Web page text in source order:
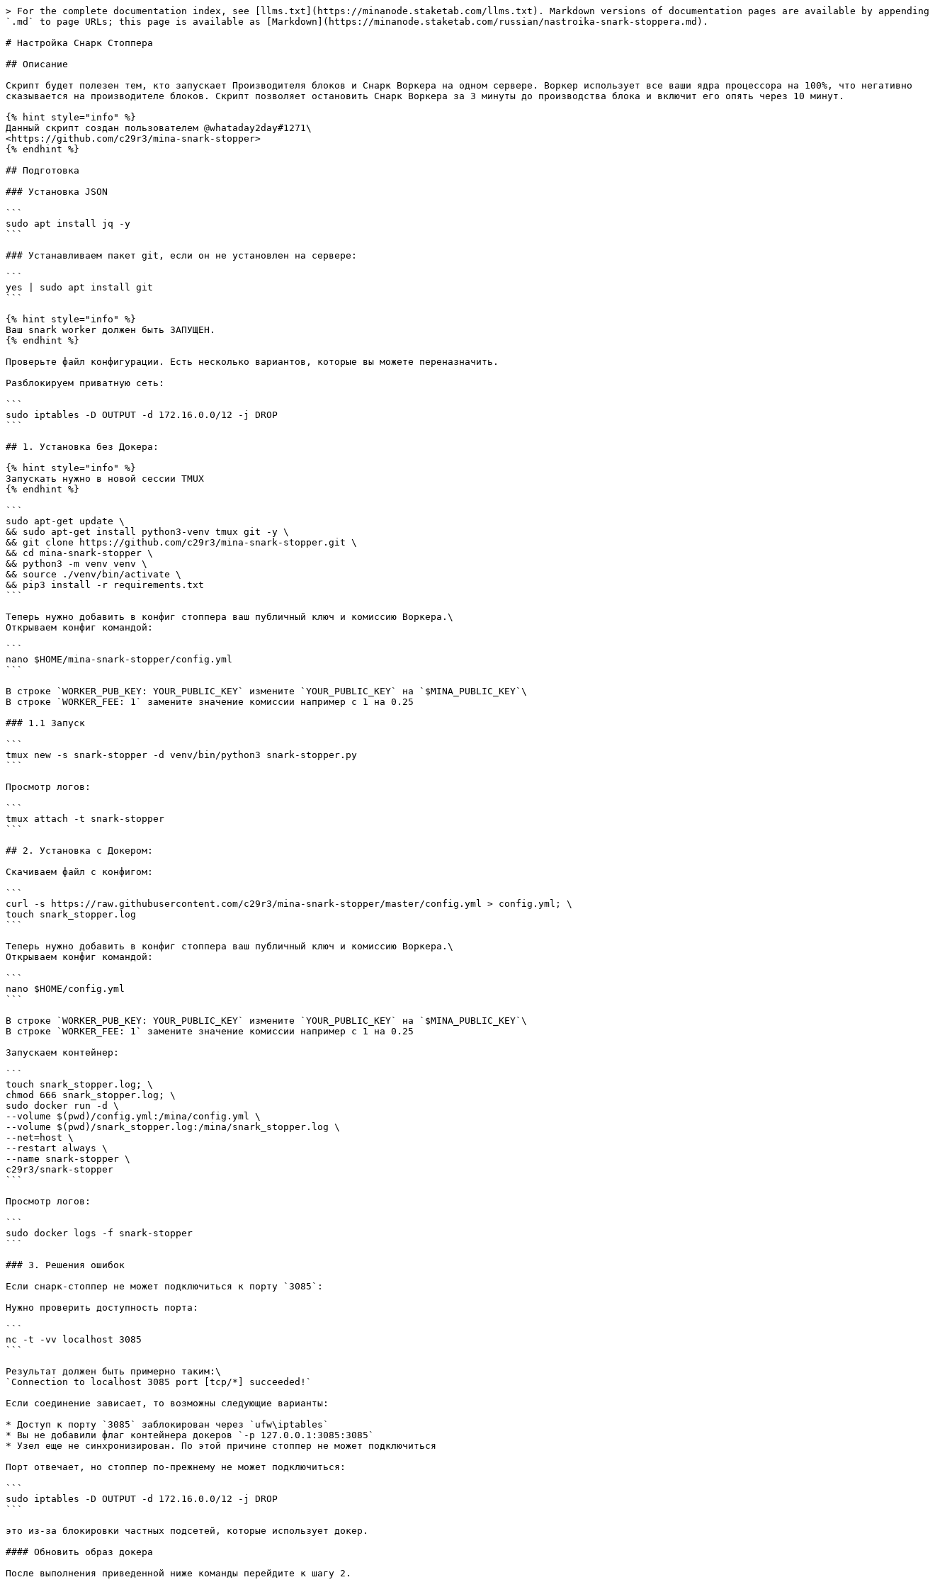
> For the complete documentation index, see [llms.txt](https://minanode.staketab.com/llms.txt). Markdown versions of documentation pages are available by appending
`.md` to page URLs; this page is available as [Markdown](https://minanode.staketab.com/russian/nastroika-snark-stoppera.md).
# Настройка Снарк Стоппера
## Описание
Скрипт будет полезен тем, кто запускает Производителя блоков и Снарк Воркера на одном сервере. Воркер использует все ваши ядра процессора на 100%, что негативно
сказывается на производителе блоков. Скрипт позволяет остановить Снарк Воркера за 3 минуты до производства блока и включит его опять через 10 минут.
{% hint style="info" %}
Данный скрипт создан пользователем @whataday2day#1271\
<https://github.com/c29r3/mina-snark-stopper>
{% endhint %}
## Подготовка
### Установка JSON
```
sudo apt install jq -y
```
### Устанавливаем пакет git, если он не установлен на сервере:
```
yes | sudo apt install git
```
{% hint style="info" %}
Ваш snark worker должен быть ЗАПУЩЕН.
{% endhint %}
Проверьте файл конфигурации. Есть несколько вариантов, которые вы можете переназначить.
Разблокируем приватную сеть:
```
sudo iptables -D OUTPUT -d 172.16.0.0/12 -j DROP
```
## 1. Установка без Докера:
{% hint style="info" %}
Запускать нужно в новой сессии TMUX
{% endhint %}
```
sudo apt-get update \
&& sudo apt-get install python3-venv tmux git -y \
&& git clone https://github.com/c29r3/mina-snark-stopper.git \
&& cd mina-snark-stopper \
&& python3 -m venv venv \
&& source ./venv/bin/activate \
&& pip3 install -r requirements.txt
```
Теперь нужно добавить в конфиг стоппера ваш публичный ключ и комиссию Воркера.\
Открываем конфиг командой:
```
nano $HOME/mina-snark-stopper/config.yml
```
В строке `WORKER_PUB_KEY: YOUR_PUBLIC_KEY` измените `YOUR_PUBLIC_KEY` на `$MINA_PUBLIC_KEY`\
В строке `WORKER_FEE: 1` замените значение комиссии например с 1 на 0.25
### 1.1 Запуск
```
tmux new -s snark-stopper -d venv/bin/python3 snark-stopper.py
```
Просмотр логов:
```
tmux attach -t snark-stopper
```
## 2. Установка с Докером:
Скачиваем файл с конфигом:
```
curl -s https://raw.githubusercontent.com/c29r3/mina-snark-stopper/master/config.yml > config.yml; \
touch snark_stopper.log
```
Теперь нужно добавить в конфиг стоппера ваш публичный ключ и комиссию Воркера.\
Открываем конфиг командой:
```
nano $HOME/config.yml
```
В строке `WORKER_PUB_KEY: YOUR_PUBLIC_KEY` измените `YOUR_PUBLIC_KEY` на `$MINA_PUBLIC_KEY`\
В строке `WORKER_FEE: 1` замените значение комиссии например с 1 на 0.25
Запускаем контейнер:
```
touch snark_stopper.log; \
chmod 666 snark_stopper.log; \
sudo docker run -d \
--volume $(pwd)/config.yml:/mina/config.yml \
--volume $(pwd)/snark_stopper.log:/mina/snark_stopper.log \
--net=host \
--restart always \
--name snark-stopper \
c29r3/snark-stopper
```
Просмотр логов:
```
sudo docker logs -f snark-stopper
```
### 3. Решения ошибок
Если снарк-стоппер не может подключиться к порту `3085`:
Нужно проверить доступность порта:
```
nc -t -vv localhost 3085
```
Результат должен быть примерно таким:\
`Connection to localhost 3085 port [tcp/*] succeeded!`
Если соединение зависает, то возможны следующие варианты:
* Доступ к порту `3085` заблокирован через `ufw\iptables`
* Вы не добавили флаг контейнера докеров `-p 127.0.0.1:3085:3085`
* Узел еще не синхронизирован. По этой причине стоппер не может подключиться
Порт отвечает, но стоппер по-прежнему не может подключиться:
```
sudo iptables -D OUTPUT -d 172.16.0.0/12 -j DROP
```
это из-за блокировки частных подсетей, которые использует докер.
#### Обновить образ докера
После выполнения приведенной ниже команды перейдите к шагу 2.